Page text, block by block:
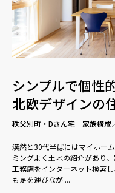
シンプルで個性
北欧デザインの
秩父別町・Dさん宅 家族構成
漠然と30代半ばにはマイホー
ミングよく土地の紹介があり
工務店をインターネット検索
も足を運びなが ...